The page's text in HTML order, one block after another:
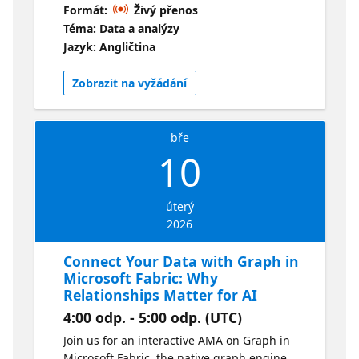
across data sources to ensure real-time
insights. Whether you're new to mirroring or
want to learn more, this session will provide
answer all your questions on how to set up
and optimize Fabric mirroring for your
workloads. Learn more about Mirroring in
Microsoft Fabric
Formát:
Živý přenos
Téma: Data a analýzy
Jazyk: Angličtina
Zobrazit na vyžádání
bře
10
úterý
2026
Connect Your Data with Graph in
Microsoft Fabric: Why
Relationships Matter for AI
4:00 odp. - 5:00 odp. (UTC)
Join us for an interactive AMA on Graph in